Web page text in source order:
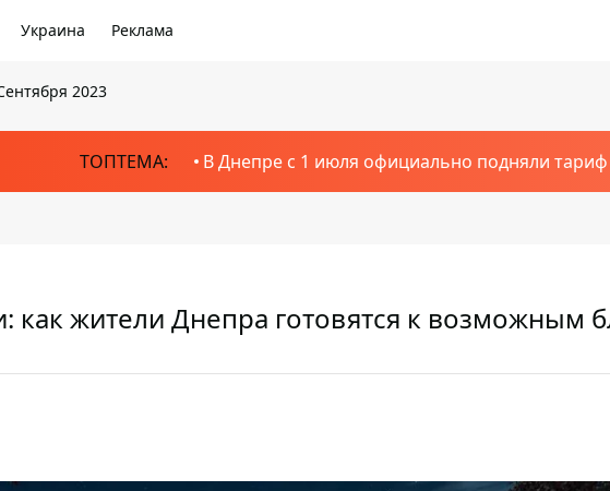
Украина Реклама
2023
ТОПТЕМА: В Днепре с 1 июля официально подняли тариф
как жители Днепра готовятся к возможным